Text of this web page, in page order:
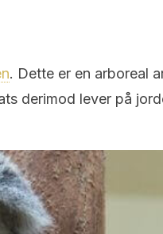
. Dette er en arboreal
derimod lever på